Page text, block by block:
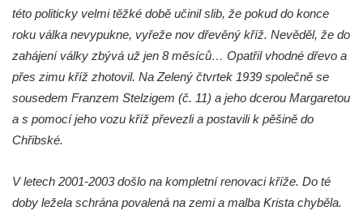
Hradčanech a Palackého v Roudnici nad
Labem
Kříž v centru Liběšic
Kříž na návsi v Chouči
Boží muka na rozcestí východně od Chouče
Kříž u domu čp. 3 v Chrámcích
Kříž u polní cesty severozápadně od Kozel
této politicky velmi těžké době učinil slib, že pokud do konce
roku válka nevypukne, vyřeže nov dřevěný kříž. Nevěděl, že do
zahájení války zbývá už jen 8 měsíců… Opatřil vhodné dřevo a
přes zimu kříž zhotovil. Na Zelený čtvrtek 1939 společně se
sousedem Franzem Stelzigem (č. 11) a jeho dcerou Margaretou
a s pomocí jeho vozu kříž převezli a postavili k pěšině do
Chřibské.
V letech 2001-2003 došlo na kompletní renovaci kříže. Do té
doby ležela schrána povalená na zemi a malba Krista chyběla.